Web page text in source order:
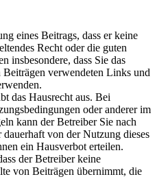
eines Beitrags, dass er keine
Recht oder die guten
insbesondere, dass Sie das
verwendeten Links und
das Hausrecht aus. Bei
oder anderer im
kann der Betreiber Sie nach
von der Nutzung dieses
ein Hausverbot erteilen.
der Betreiber keine
von Beiträgen übernimmt, die